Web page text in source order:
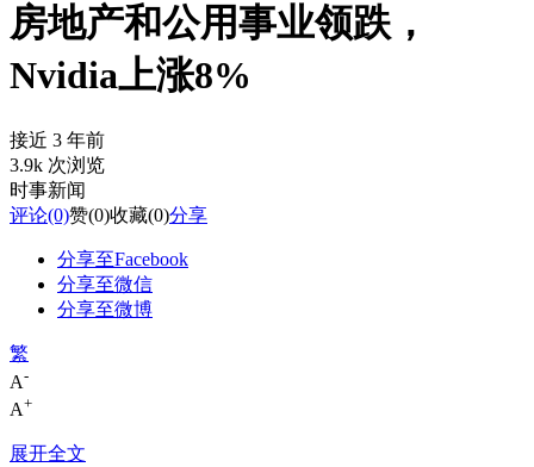
房地产和公用事业领跌，
Nvidia上涨8%
接近 3 年前
3.9k 次浏览
时事新闻
评论(0)赞(0)收藏(0)分享
分享至Facebook
分享至微信
分享至微博
繁
A-
A+
展开全文